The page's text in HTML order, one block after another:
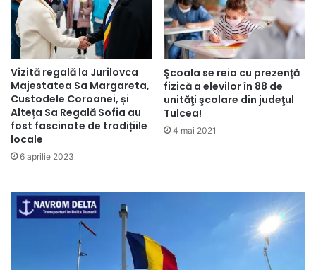
Vizită regală la Jurilovca
Majestatea Sa Margareta,
Custodele Coroanei, și
Alteța Sa Regală Sofia au
fost fascinate de tradițiile
locale
6 aprilie 2023
Şcoala se reia cu prezenţă
fizică a elevilor în 88 de
unităţi şcolare din judeţul
Tulcea!
4 mai 2021